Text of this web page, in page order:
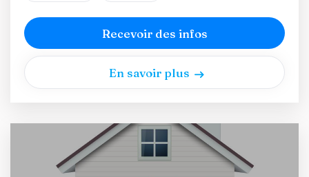
Recevoir des infos
En savoir plus